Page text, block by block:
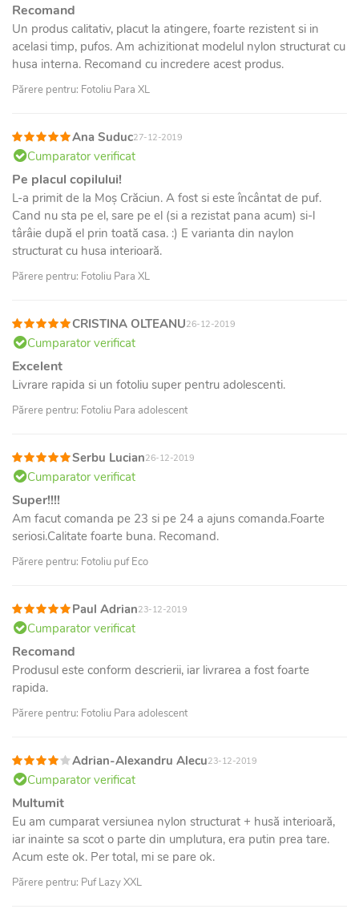
Recomand
Un produs calitativ, placut la atingere, foarte rezistent si in
acelasi timp, pufos. Am achizitionat modelul nylon structurat cu
husa interna. Recomand cu incredere acest produs.
Părere pentru: Fotoliu Para XL
Ana Suduc27-12-2019
Cumparator verificat
Pe placul copilului!
L-a primit de la Moș Crăciun. A fost si este încântat de puf.
Cand nu sta pe el, sare pe el (si a rezistat pana acum) si-l
târâie după el prin toată casa. :) E varianta din naylon
structurat cu husa interioară.
Părere pentru: Fotoliu Para XL
CRISTINA OLTEANU26-12-2019
Cumparator verificat
Excelent
Livrare rapida si un fotoliu super pentru adolescenti.
Părere pentru: Fotoliu Para adolescent
Serbu Lucian26-12-2019
Cumparator verificat
Super!!!!
Am facut comanda pe 23 si pe 24 a ajuns comanda.Foarte
seriosi.Calitate foarte buna. Recomand.
Părere pentru: Fotoliu puf Eco
Paul Adrian23-12-2019
Cumparator verificat
Recomand
Produsul este conform descrierii, iar livrarea a fost foarte
rapida.
Părere pentru: Fotoliu Para adolescent
Adrian-Alexandru Alecu23-12-2019
Cumparator verificat
Multumit
Eu am cumparat versiunea nylon structurat + husă interioară,
iar inainte sa scot o parte din umplutura, era putin prea tare.
Acum este ok. Per total, mi se pare ok.
Părere pentru: Puf Lazy XXL